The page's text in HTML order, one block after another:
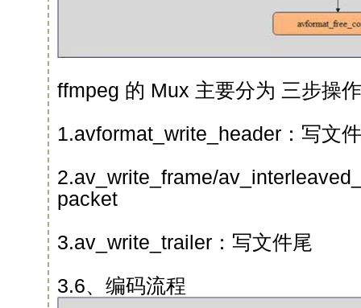
ffmpeg 的 Mux 主要分为 三步操
1.avformat_write_header：写文
2.av_write_frame/
packet
3.av_write_trailer：写⽂件尾
3.6、编码流程